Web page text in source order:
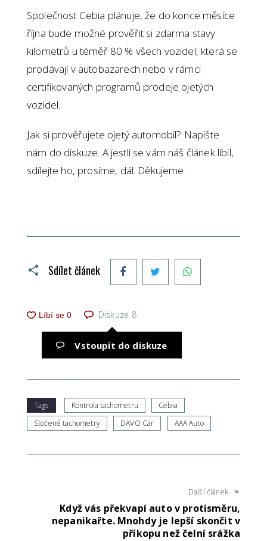
Společnost Cebia plánuje, že do konce měsíce
října bude možné prověřit si zdarma stavy
kilometrů u téměř 80 % všech vozidel, která se
prodávají v autobazarech nebo v rámci
certifikovaných programů prodeje ojetých
vozidel.
Jak si prověřujete ojetý automobil? Napište
nám do diskuze. A jestli se vám náš článek líbil,
sdílejte ho, prosíme, dál. Děkujeme.
Sdílet článek FacebookTwitter
Diskuze 8
Vstoupit do diskuze
Tags Kontrola tachometru
Cebia
Stočené tachometry
DAVO Car AAA Auto
Další článek
Když vás překvapí auto v protisměru,
nepanikařte. Mnohdy je lepší skončit v
příkopu než čelní srážka